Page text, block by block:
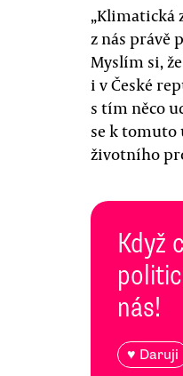
„Klimatická
z nás právě
Myslím si,
i v České
s tím něco
se k tomuto
životního
Když
nás!
♥ Daruji